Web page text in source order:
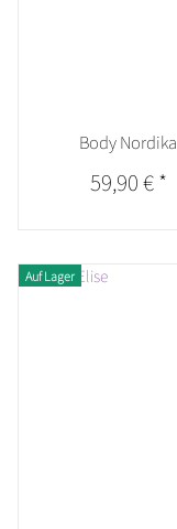
Body Nordika
59,90 €*
Auf Lager